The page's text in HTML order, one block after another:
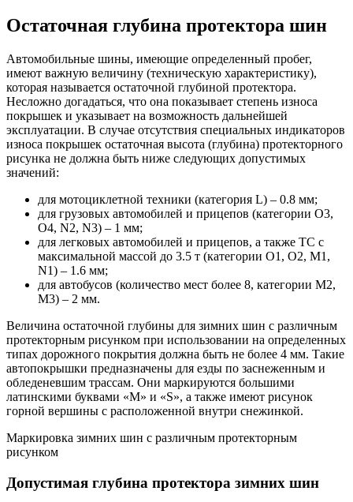
Остаточная глубина протектора шин
Автомобильные шины, имеющие определенный пробег,
имеют важную величину (техническую характеристику),
которая называется остаточной глубиной протектора.
Несложно догадаться, что она показывает степень износа
покрышек и указывает на возможность дальнейшей
эксплуатации. В случае отсутствия специальных индикаторов
износа покрышек остаточная высота (глубина) протекторного
рисунка не должна быть ниже следующих допустимых
значений:
для мотоциклетной техники (категория L) – 0.8 мм;
для грузовых автомобилей и прицепов (категории О3,
О4, N2, N3) – 1 мм;
для легковых автомобилей и прицепов, а также ТС с
максимальной массой до 3.5 т (категории О1, О2, М1,
N1) – 1.6 мм;
для автобусов (количество мест более 8, категории М2,
М3) – 2 мм.
Величина остаточной глубины для зимних шин с различным
протекторным рисунком при использовании на определенных
типах дорожного покрытия должна быть не более 4 мм. Такие
автопокрышки предназначены для езды по заснеженным и
обледеневшим трассам. Они маркируются большими
латинскими буквами «M» и «S», а также имеют рисунок
горной вершины с расположенной внутри снежинкой.
Маркировка зимних шин с различным протекторным
рисунком
Допустимая глубина протектора зимних шин